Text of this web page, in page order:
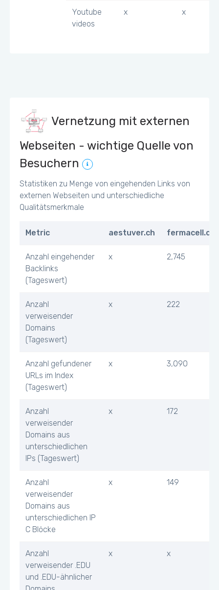
Youtube
videos
x x
Vernetzung mit externen
Webseiten - wichtige Quelle von
Besuchern
Statistiken zu Menge von eingehenden Links von
externen Webseiten und unterschiedliche
Qualitätsmerkmale
Metric aestuver.ch fermacell.ch
Anzahl eingehender
Backlinks
(Tageswert)
x 2,745
Anzahl
verweisender
Domains
(Tageswert)
x 222
Anzahl gefundener
URLs im Index
(Tageswert)
x 3,090
Anzahl
verweisender
Domains aus
unterschiedlichen
IPs (Tageswert)
x 172
Anzahl
verweisender
Domains aus
unterschiedlichen IP
C Blöcke
x 149
Anzahl
verweisender .EDU
und .EDU-ähnlicher
x x